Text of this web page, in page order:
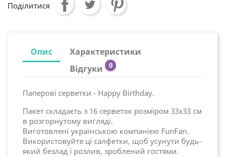
Поділитися
Опис
Характеристики
Відгуки
0
Паперові серветки - Happy Birthday.
Пакет складаєть з 16 серветок розміром 33х33 см
в розгорнутому вигляді.
Виготовлені українською компанією FunFan.
Використовуйте ці салфетки, щоб усунути будь-
який безлад і розлив, зроблений гостями.